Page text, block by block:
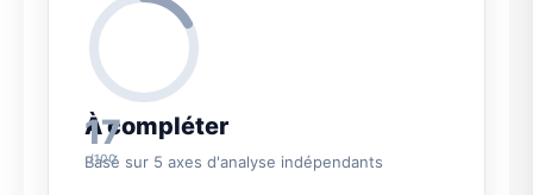
17
/100
À compléter
Basé sur 5 axes d'analyse indépendants